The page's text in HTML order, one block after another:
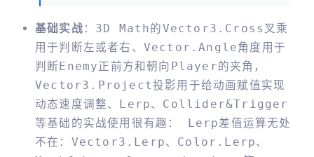
基础实战 ：3D Math的Vector3.Cross叉乘
用于判断左或者右、Vector.Angle角度用于
判断Enemy正前方和朝向Player的夹角，
Vector3.Project投影用于给动画赋值实现
动态速度调整、Lerp、Collider&Trigger
等基础的实战使用很有趣： Lerp差值运算无处
不在：Vector3.Lerp、Color.Lerp、